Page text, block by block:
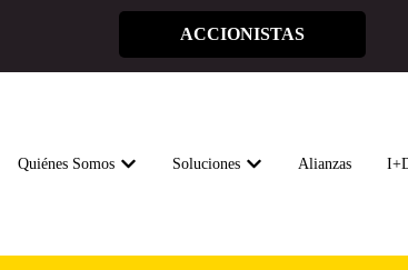
ACCIONISTAS
Quiénes Somos MOSTRAR SUBMENÚ DE QUIÉNES
Soluciones MOSTRAR SUBMENÚ
Alianzas